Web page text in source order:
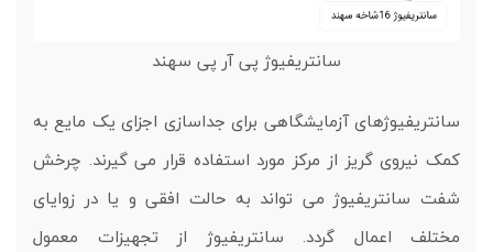
سانتریفیوژ پی آر پی سهند
سانتریفیوژهای آزمایشگاهی برای جداسازی اجزای یک مایع به
کمک نیروی گریز از مرکز مورد استفاده قرار می گیرند. چرخش
شفت سانتریفیوژ می تواند به حالت افقی و یا در زوایای
مختلف اعمال گردد. سانتریفیوژ از تجهیزات معمول